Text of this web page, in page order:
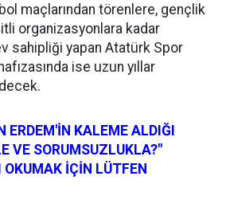
maçlarından törenlere, gençlik
organizasyonlara kadar
sahipliği yapan Atatürk Spor
ise uzun yıllar
ERDEM'İN KALEME ALDIĞI
VE SORUMSUZLUKLA?"
İÇİN LÜTFEN